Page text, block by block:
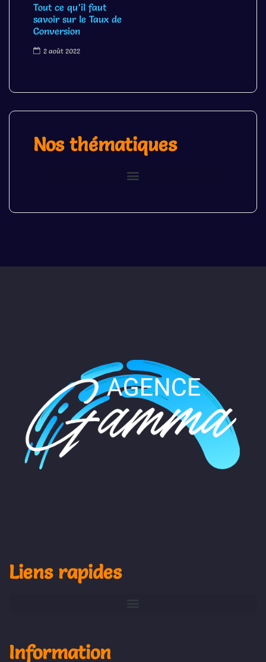
Tout ce qu’il faut
savoir sur le Taux de
Conversion
2 août 2022
Nos thématiques
Liens rapides
Information